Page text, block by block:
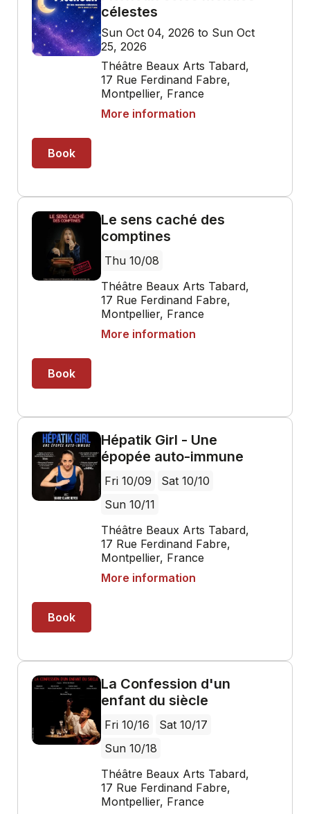
célestes
Sun Oct 04, 2026 to Sun Oct
25, 2026
Théâtre Beaux Arts Tabard,
17 Rue Ferdinand Fabre,
Montpellier, France
More information
Book
Le sens caché des
comptines
Thu 10/08
Théâtre Beaux Arts Tabard,
17 Rue Ferdinand Fabre,
Montpellier, France
More information
Book
Hépatik Girl - Une
épopée auto-immune
Fri 10/09
Sat 10/10
Sun 10/11
Théâtre Beaux Arts Tabard,
17 Rue Ferdinand Fabre,
Montpellier, France
More information
Book
La Confession d'un
enfant du siècle
Fri 10/16
Sat 10/17
Sun 10/18
Théâtre Beaux Arts Tabard,
17 Rue Ferdinand Fabre,
Montpellier, France